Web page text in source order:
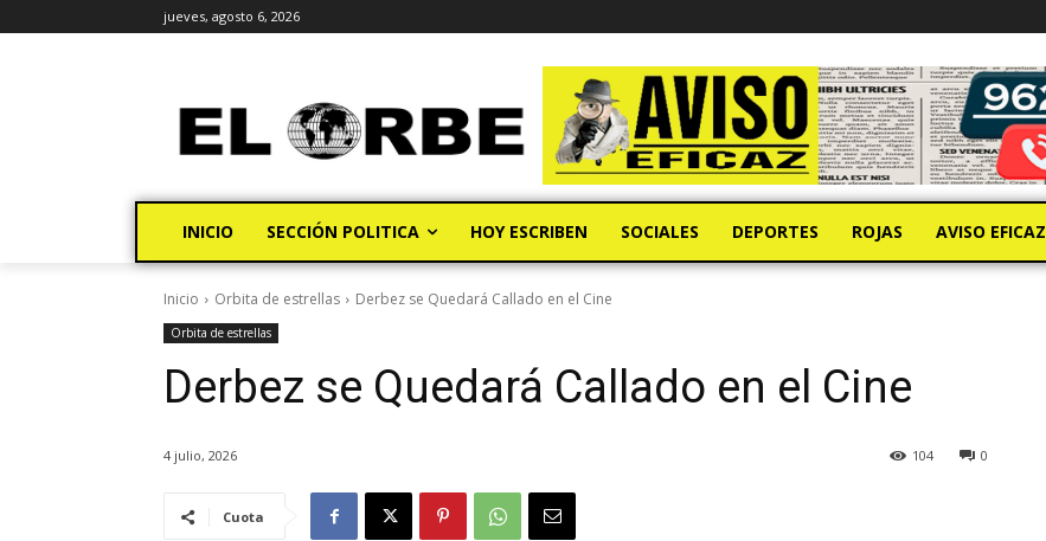
jueves, agosto 6, 2026
INICIO SECCIÓN POLITICA HOY ESCRIBEN SOCIALES DEPORTES ROJAS AVISO EFICAZ
Inicio Orbita de estrellas Derbez se Quedará Callado en el Cine
Orbita de estrellas
Derbez se Quedará Callado en el Cine
4 julio, 2026 0
104
Cuota